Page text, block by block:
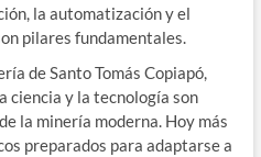
la automatización y el
pilares fundamentales.
de Santo Tomás Copiapó,
ciencia y la tecnología son
la minería moderna. Hoy más
preparados para adaptarse a